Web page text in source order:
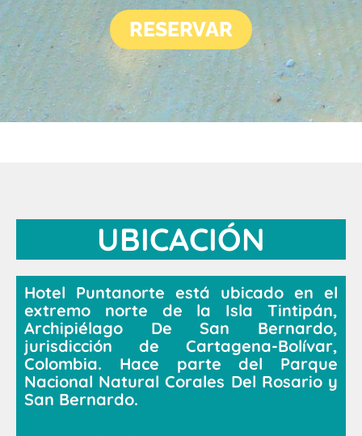
RESERVAR
UBICACIÓN
Hotel Puntanorte está ubicado en el
extremo norte de la Isla Tintipán,
Archipiélago De San Bernardo,
jurisdicción de Cartagena-Bolívar,
Colombia. Hace parte del Parque
Nacional Natural Corales Del Rosario y
San Bernardo.